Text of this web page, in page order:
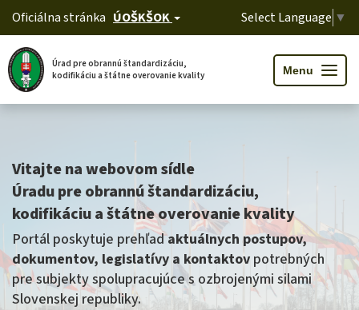
obsah
Oficiálna stránka ÚOŠKŠOK Select Language ▼
Úrad pre obrannú štandardizáciu,
kodifikáciu a štátne overovanie kvality
o
g
l
Menu
Vitajte na webovom sídle
Úradu pre obrannú štandardizáciu,
kodifikáciu a štátne overovanie kvality
Portál poskytuje prehľadaktuálnych postupov,
dokumentov, legislatívy a kontaktov potrebných
pre subjekty spolupracujúce s ozbrojenými silami
Slovenskej republiky.